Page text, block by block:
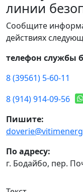
линии
Сообщите
действиях
телефон службы
8 (39561) 5-60-11
8 (914) 914-09-56
Пишите:
По адресу:
г. Бодайбо, пер.